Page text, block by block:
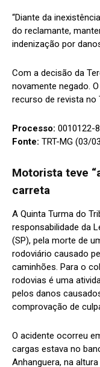
“Diante da
do reclamante,
indenização por
Com a decisão da
novamente negado.
recurso de revista no
Processo: 0010122-
Fonte: TRT-MG (03/
Motorista teve
carreta
A Quinta Turma do
responsabilidade da
(SP), pela morte de
rodoviário causado
caminhões. Para o
rodovias é uma
pelos danos
comprovação de
O acidente ocorreu
cargas estava no
Anhanguera, na